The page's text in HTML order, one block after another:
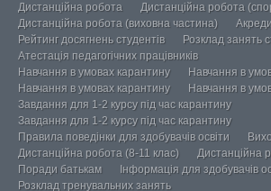
Дистанційна робота
Дистанційна робота
Дистанційна робота (виховна частина)
Рейтинг досягнень студентів
Розклад занять
Атестація педагогічних працівників
Навчання в умовах карантину
Навчання в
Навчання в умовах карантину
Навчання в
Завдання для 1-2 курсу під час карантину
Завдання для 1-2 курсу під час карантину
Правила поведінки для здобувачів освіти
Дистанційна робота (8-11 клас)
Дистанційна
Поради батькам
Інформація для здобувачів
Розклад тренувальних занять